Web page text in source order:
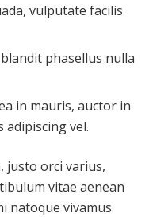
vulputate facilis
phasellus nulla
in mauris, auctor in
adipiscing vel.
justo orci varius,
vitae aenean
natoque vivamus